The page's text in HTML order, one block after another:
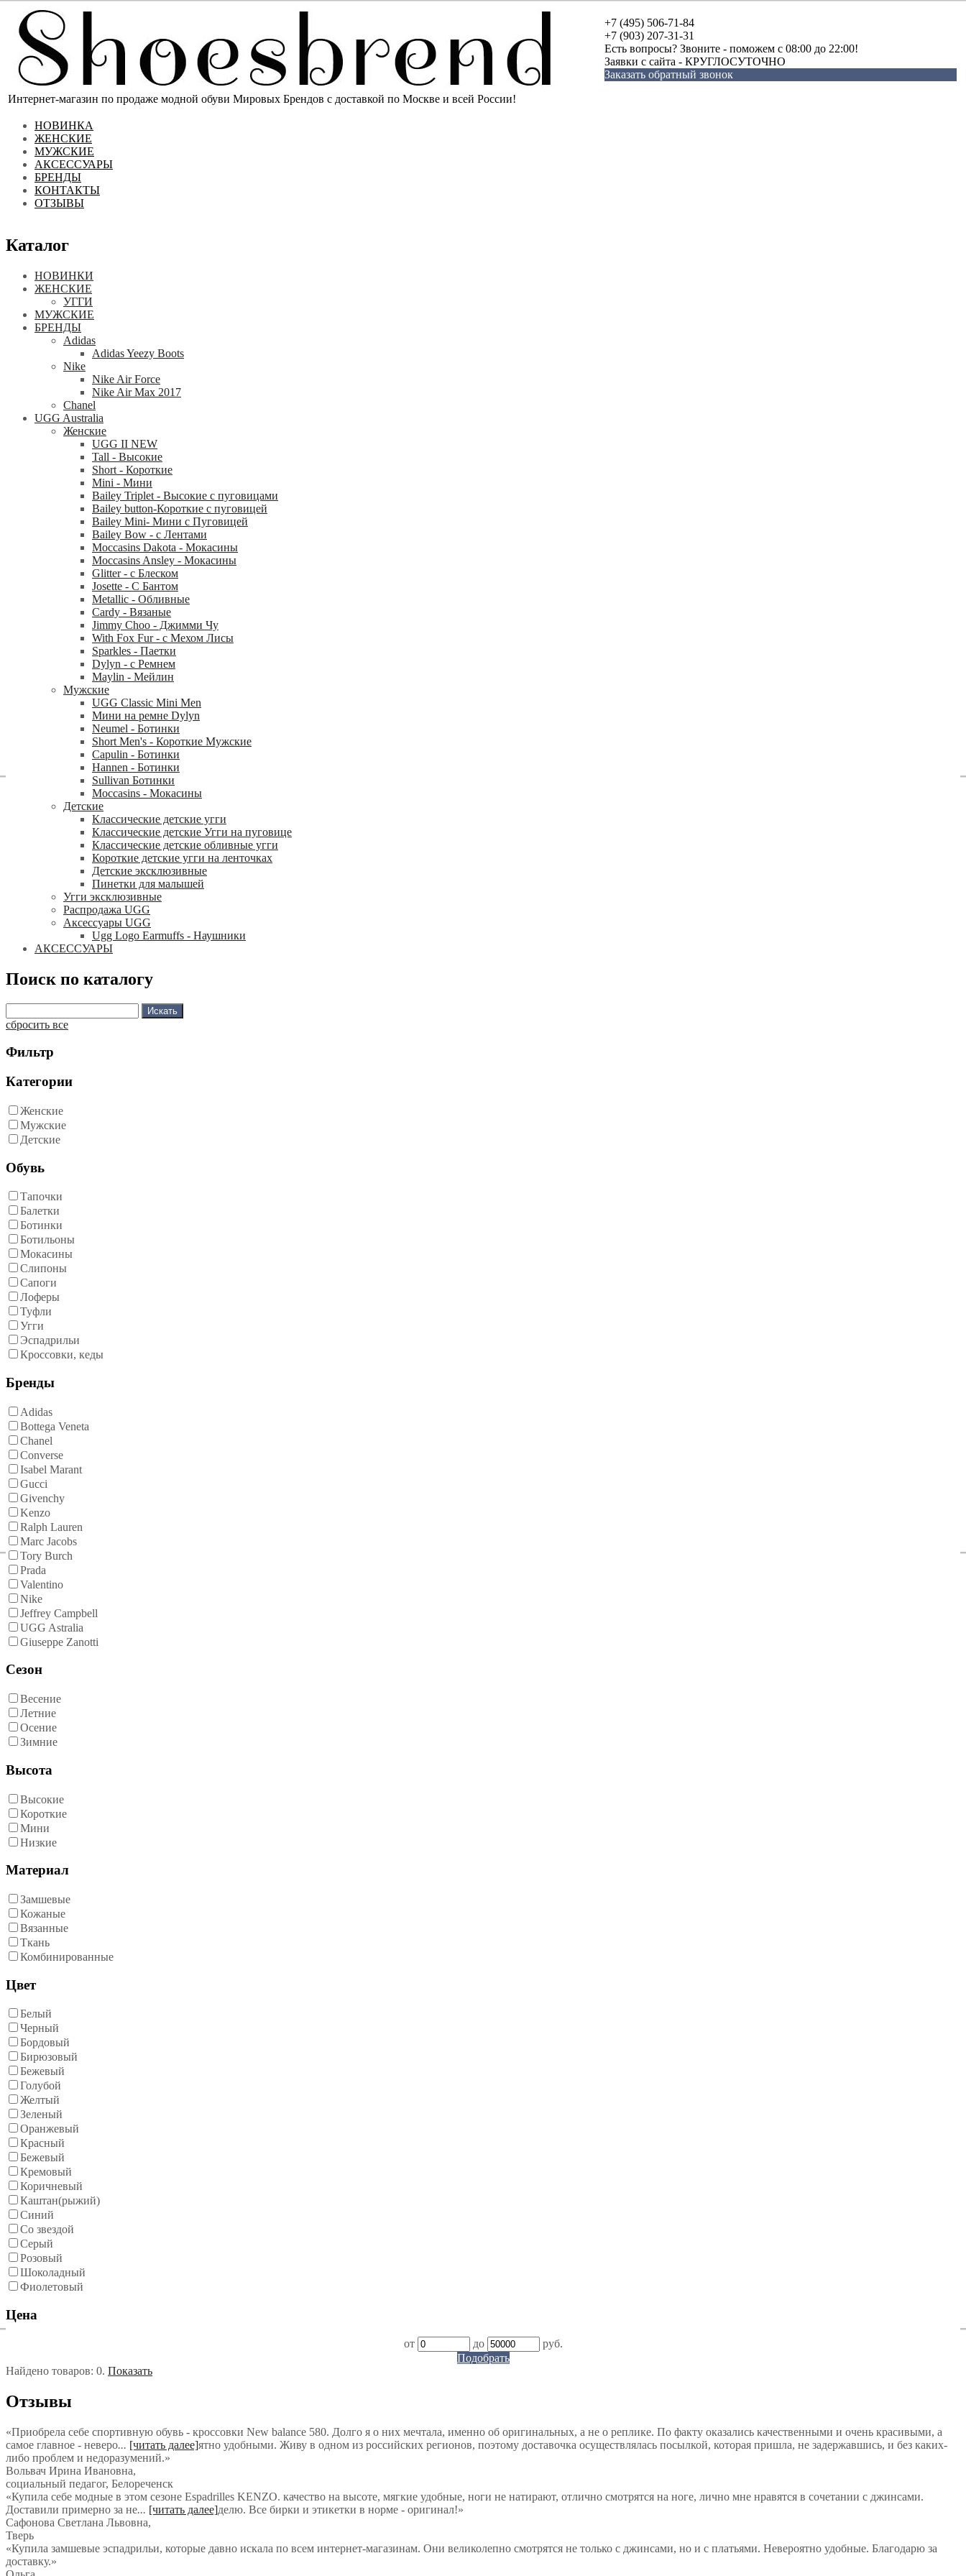
+7 (495) 506-71-84
+7 (903) 207-31-31
Есть вопросы? Звоните - поможем c 08:00 до 22:00!
Заявки с сайта - КРУГЛОСУТОЧНО
Заказать обратный звонок
Интернет-магазин по продаже модной обуви Мировых Брендов с доставкой по Москве и всей России!
НОВИНКА
ЖЕНСКИЕ
МУЖСКИЕ
АКСЕССУАРЫ
БРЕНДЫ
КОНТАКТЫ
ОТЗЫВЫ
Каталог
НОВИНКИ
ЖЕНСКИЕ
УГГИ
МУЖСКИЕ
БРЕНДЫ
Adidas
Adidas Yeezy Boots
Nike
Nike Air Force
Nike Air Max 2017
Chanel
UGG Australia
Женские
UGG II NEW
Tall - Высокие
Short - Короткие
Mini - Mини
Bailey Triplet - Высокие с пуговицами
Bailey button-Короткие с пуговицей
Bailey Mini- Мини с Пуговицей
Bailey Bow - с Лентами
Moccasins Dakota - Мокасины
Moccasins Ansley - Мокасины
Glitter - с Блеском
Josette - С Бантом
Metallic - Обливные
Cardy - Вязаные
Jimmy Choo - Джимми Чу
With Fox Fur - с Мехом Лисы
Sparkles - Паетки
Dylyn - с Ремнем
Maylin - Мейлин
Мужские
UGG Classic Mini Men
Мини на ремне Dylyn
Neumel - Ботинки
Short Men's - Короткие Мужские
Capulin - Ботинки
Hannen - Ботинки
Sullivan Ботинки
Moccasins - Мокасины
Детские
Классические детские угги
Классические детские Угги на пуговице
Классические детские обливные угги
Короткие детские угги на ленточках
Детские эксклюзивные
Пинетки для малышей
Угги эксклюзивные
Распродажа UGG
Аксессуары UGG
Ugg Logo Earmuffs - Наушники
АКСЕССУАРЫ
Поиск по каталогу
сбросить все
Фильтр
Категории
Женские
Мужские
Детские
Обувь
Тапочки
Балетки
Ботинки
Ботильоны
Мокасины
Слипоны
Сапоги
Лоферы
Туфли
Угги
Эспадрильи
Кроссовки, кеды
Бренды
Adidas
Bottega Veneta
Chanel
Converse
Isabel Marant
Gucci
Givenchy
Kenzo
Ralph Lauren
Marc Jacobs
Tory Burch
Prada
Valentino
Nike
Jeffrey Campbell
UGG Astralia
Giuseppe Zanotti
Сезон
Весение
Летние
Осение
Зимние
Высота
Высокие
Короткие
Мини
Низкие
Материал
Замшевые
Кожаные
Вязанные
Ткань
Комбинированные
Цвет
Белый
Черный
Бордовый
Бирюзовый
Бежевый
Голубой
Желтый
Зеленый
Оранжевый
Красный
Бежевый
Кремовый
Коричневый
Каштан(рыжий)
Синий
Со звездой
Серый
Розовый
Шоколадный
Фиолетовый
Цена
от до
руб.
Подобрать
Найдено товаров: 0. Показать
Отзывы
«Приобрела себе спортивную обувь - кроссовки New balance 580. Долго я о них мечтала, именно об оригинальных, а не о реплике. По факту оказались качественными и очень красивыми, а
самое главное - неверо... [читать далее]ятно удобными. Живу в одном из российских регионов, поэтому доставочка осуществлялась посылкой, которая пришла, не задержавшись, и без каких-
либо проблем и недоразумений.»
Вольвач Ирина Ивановна,
социальный педагог, Белореченск
«Купила себе модные в этом сезоне Espadrilles KENZO. качество на высоте, мягкие удобные, ноги не натирают, отлично смотрятся на ноге, лично мне нравятся в сочетании с джинсами.
Доставили примерно за не... [читать далее]делю. Все бирки и этикетки в норме - оригинал!»
Сафонова Светлана Львовна,
Тверь
«Купила замшевые эспадрильи, которые давно искала по всем интернет-магазинам. Они великолепно смотрятся не только с джинсами, но и с платьями. Невероятно удобные. Благодарю за
доставку.»